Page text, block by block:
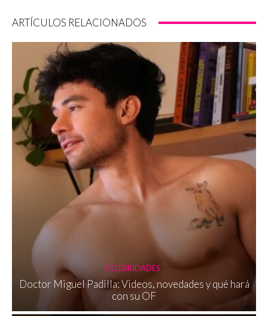
ARTÍCULOS RELACIONADOS
CELEBRIDADES
Doctor Miguel Padilla: Videos, novedades y qué hará
con su OF